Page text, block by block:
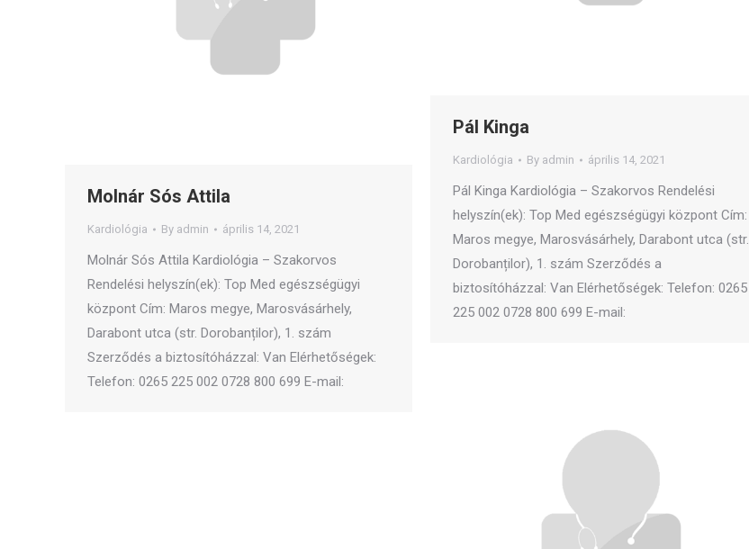
Pál Kinga
Kardiológia By admin április 14, 2021
Pál Kinga Kardiológia – Szakorvos Rendelési
helyszín(ek): Top Med egészségügyi központ Cím:
Maros megye, Marosvásárhely, Darabont utca (str.
Dorobanților), 1. szám Szerződés a
biztosítóházzal: Van Elérhetőségek: Telefon: 0265
225 002 0728 800 699 E-mail:
Molnár Sós Attila
Kardiológia By admin április 14, 2021
Molnár Sós Attila Kardiológia – Szakorvos
Rendelési helyszín(ek): Top Med egészségügyi
központ Cím: Maros megye, Marosvásárhely,
Darabont utca (str. Dorobanților), 1. szám
Szerződés a biztosítóházzal: Van Elérhetőségek:
Telefon: 0265 225 002 0728 800 699 E-mail: